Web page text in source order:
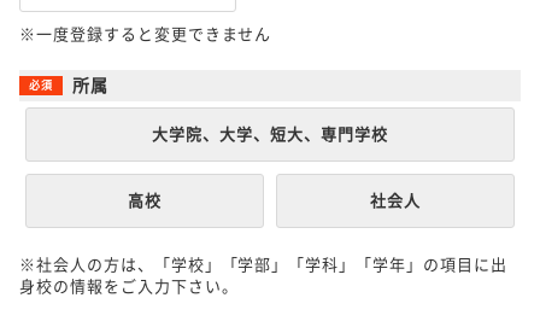
※一度登録すると変更できません
所属
大学院、大学、短大、専門学校
高校 社会人
※社会人の方は、「学校」「学部」「学科」「学年」の項目に出
身校の情報をご入力下さい。